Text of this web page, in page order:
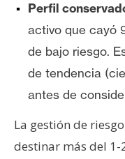
Perfil
activo que cayó
de bajo riesgo.
de tendencia
antes de
La gestión de
destinar más del 1-